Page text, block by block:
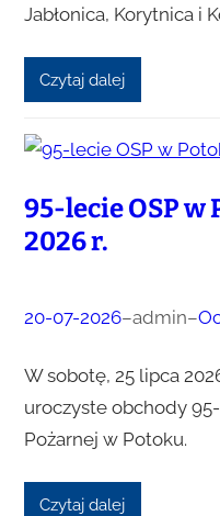
Jabłonica, Korytnica i
Czytaj dalej
95-lecie OSP w
2026 r.
20-07-2026–admin–
W sobotę, 25 lipca
uroczyste obchody
Pożarnej w Potoku.
Czytaj dalej